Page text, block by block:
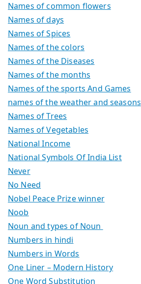
Names of common flowers
Names of days
Names of Spices
Names of the colors
Names of the Diseases
Names of the months
Names of the sports And Games
names of the weather and seasons
Names of Trees
Names of Vegetables
National Income
National Symbols Of India List
Never
No Need
Nobel Peace Prize winner
Noob
Noun and types of Noun
Numbers in hindi
Numbers in Words
One Liner – Modern History
One Word Substitution